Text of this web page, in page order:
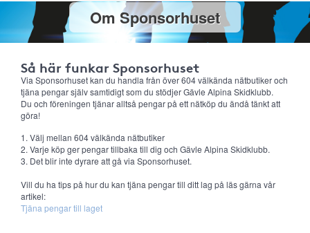
Om Sponsorhuset
Så här funkar Sponsorhuset
Via Sponsorhuset kan du handla från över 604 välkända nätbutiker och
tjäna pengar själv samtidigt som du stödjer Gävle Alpina Skidklubb.
Du och föreningen tjänar alltså pengar på ett nätköp du ändå tänkt att
göra!
1. Välj mellan 604 välkända nätbutiker
2. Varje köp ger pengar tillbaka till dig och Gävle Alpina Skidklubb.
3. Det blir inte dyrare att gå via Sponsorhuset.
Vill du ha tips på hur du kan tjäna pengar till ditt lag på läs gärna vår
artikel:
Tjäna pengar till laget